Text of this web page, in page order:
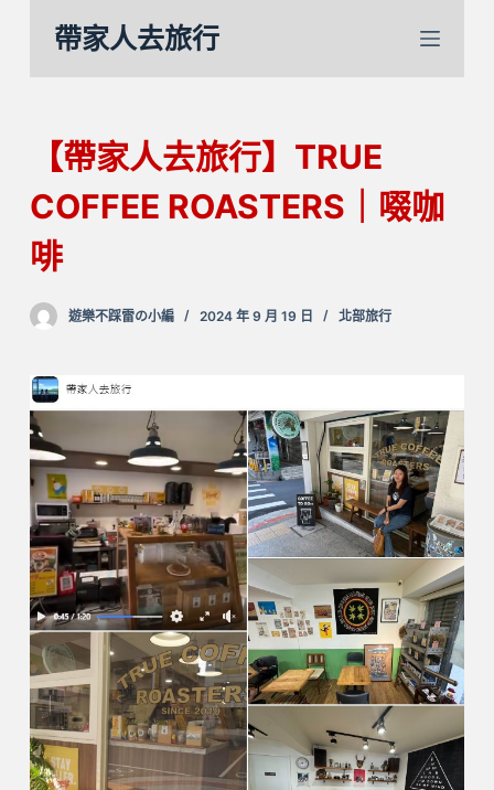
帶家人去旅行
【帶家人去旅行】TRUE
COFFEE ROASTERS｜啜咖
啡
遊樂不踩雷の小編 2024 年 9 月 19 日 北部旅行